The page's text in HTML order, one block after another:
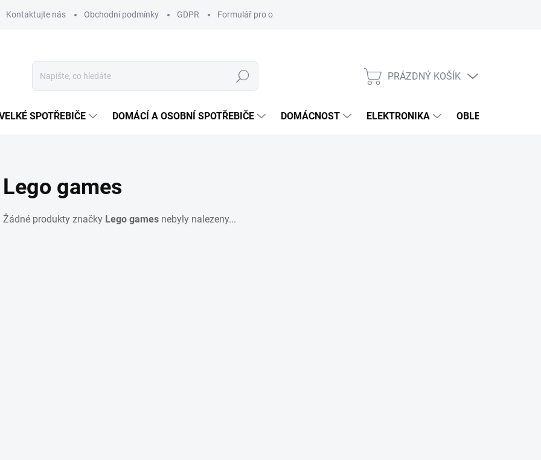
Kontaktujte nás Obchodní podmínky GDPR Formulář pro odstoupení od smlouvy
Hledat
NÁKUPNÍ
PRÁZDNÝ KOŠÍK
SPOTŘEBIČE DOMÁCÍ A OSOBNÍ SPOTŘEBIČE DOMÁCNOST ELEKTRONIKA OBLEČENÍ, OBUV
Lego games
Žádné produkty značky Lego games nebyly nalezeny...